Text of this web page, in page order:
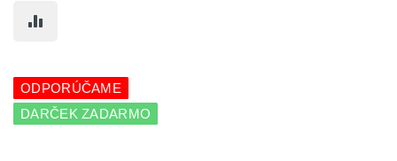
ODPORÚČAME
DARČEK ZADARMO